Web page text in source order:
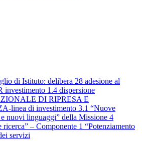
di Istituto: delibera 28 adesione al
investimento 1.4 dispersione
DI RIPRESA E
linea di investimento 3.1 “Nuove
e nuovi linguaggi” della Missione 4
ricerca” – Componente 1 “Potenziamento
servizi